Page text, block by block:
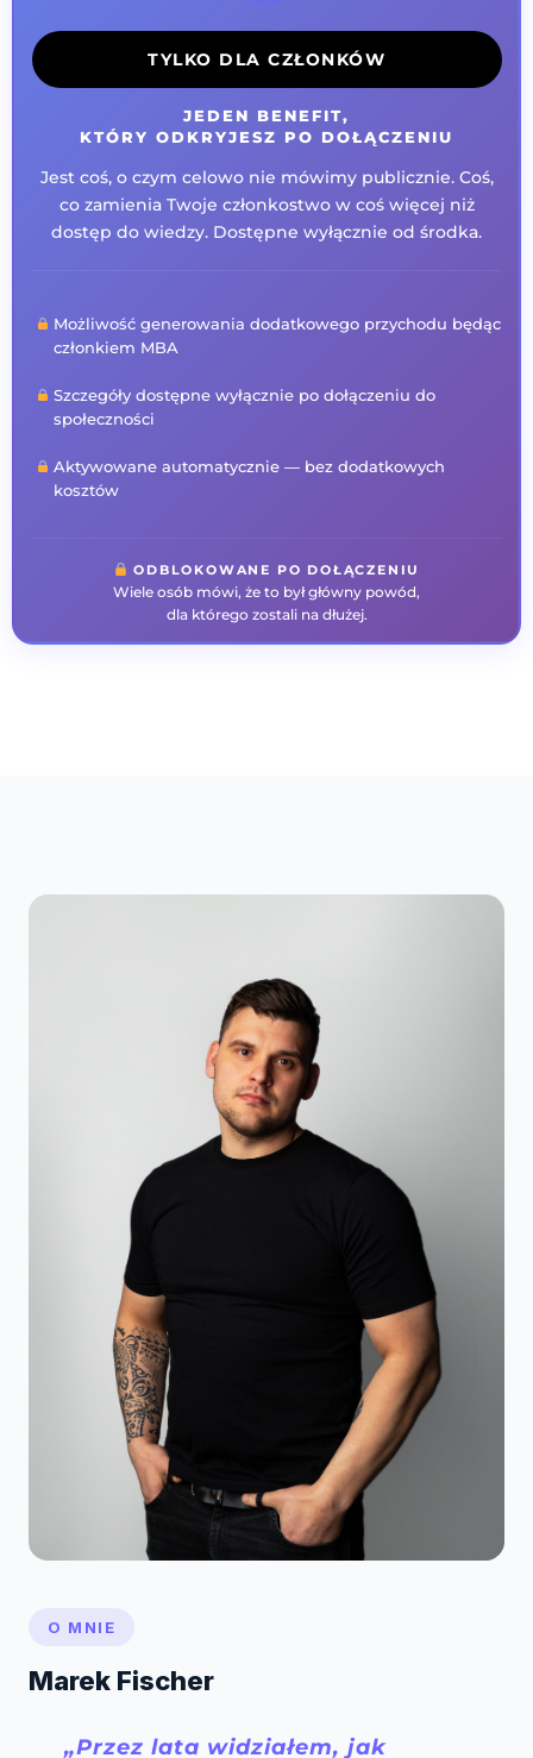
TYLKO DLA CZŁONKÓW
JEDEN BENEFIT,
KTÓRY ODKRYJESZ PO DOŁĄCZENIU
Jest coś, o czym celowo nie mówimy publicznie. Coś,
co zamienia Twoje członkostwo w coś więcej niż
dostęp do wiedzy. Dostępne wyłącznie od środka.
Możliwość generowania dodatkowego przychodu będąc
członkiem MBA
Szczegóły dostępne wyłącznie po dołączeniu do
społeczności
Aktywowane automatycznie — bez dodatkowych
kosztów
ODBLOKOWANE PO DOŁĄCZENIU
Wiele osób mówi, że to był główny powód,
dla którego zostali na dłużej.
O MNIE
Marek Fischer
„Przez lata widziałem, jak